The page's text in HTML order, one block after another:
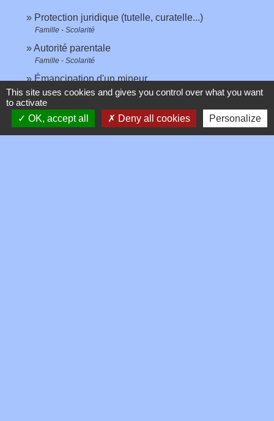
Protection juridique (tutelle, curatelle...)
Famille - Scolarité
Autorité parentale
Famille - Scolarité
Émancipation d'un mineur
Famille - Scolarité
Sauvegarde de justice d'un majeur
Famille - Scolarité
This site uses cookies and gives you control over what you want
to activate
OK, accept all
Deny all cookies Personalize